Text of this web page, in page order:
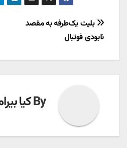
راهبری
نوشته
بلیت یک‌طرفه به مقصد
نابودی فوتبال
Byکیا